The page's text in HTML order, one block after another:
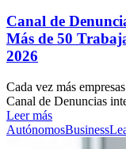
Canal de
Más de 50
2026
Cada vez más
Canal de Denuncias
Leer más
AutónomosBusiness